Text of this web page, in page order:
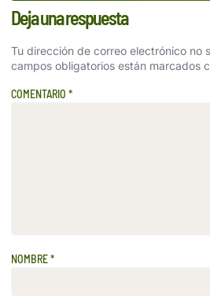
Deja una respuesta
Tu dirección de correo electrónico no
campos obligatorios están marcados
COMENTARIO *
NOMBRE*